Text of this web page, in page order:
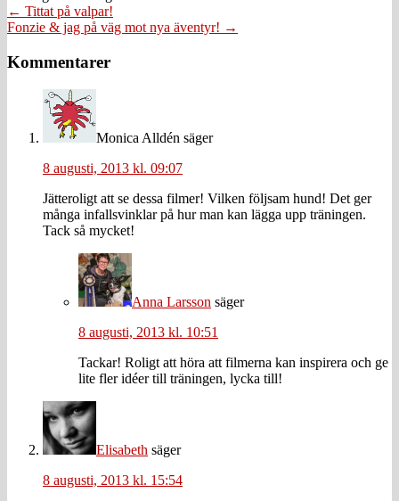
Posts
navigation
← Tittat på valpar!
Fonzie & jag på väg mot nya äventyr! →
Läsarkommentarer
Kommentarer
Monica Alldén säger
8 augusti, 2013 kl. 09:07
Jätteroligt att se dessa filmer! Vilken följsam hund! Det ger
många infallsvinklar på hur man kan lägga upp träningen.
Tack så mycket!
Anna Larsson säger
8 augusti, 2013 kl. 10:51
Tackar! Roligt att höra att filmerna kan inspirera och ge
lite fler idéer till träningen, lycka till!
Elisabeth säger
8 augusti, 2013 kl. 15:54